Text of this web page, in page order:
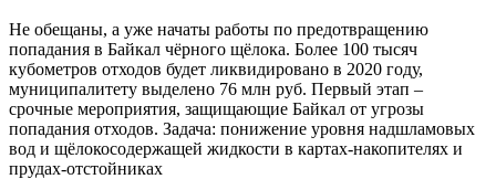
Не обещаны, а уже начаты работы по предотвращению
попадания в Байкал чёрного щёлока. Более 100 тысяч
кубометров отходов будет ликвидировано в 2020 году,
муниципалитету выделено 76 млн руб. Первый этап –
срочные мероприятия, защищающие Байкал от угрозы
попадания отходов. Задача: понижение уровня надшламовых
вод и щёлокосодержащей жидкости в картах-накопителях и
прудах-отстойниках